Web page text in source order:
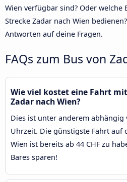
Wien verfügbar sind? Oder welche
Strecke Zadar nach Wien
Antworten auf deine Fragen.
FAQs zum Bus von
Wie viel kostet eine Fahrt
Zadar nach Wien?
Dies ist unter anderem abhängig
Uhrzeit. Die günstigste Fahrt auf
Wien ist bereits ab 44 CHF zu
Bares sparen!